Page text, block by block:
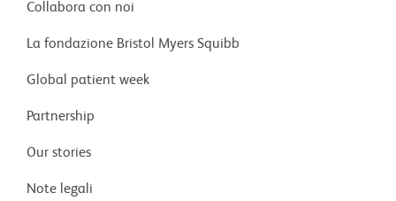
Collabora con noi
La fondazione Bristol Myers Squibb
Global patient week
Partnership
Our stories
Note legali